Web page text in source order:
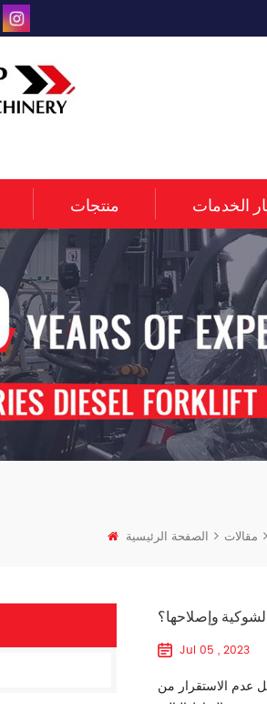
منتجات الخدمات
الصفحة الرئيسية مقالات
وإصلاحها؟
Jul 05 , 2023
عدم الاستقرار من